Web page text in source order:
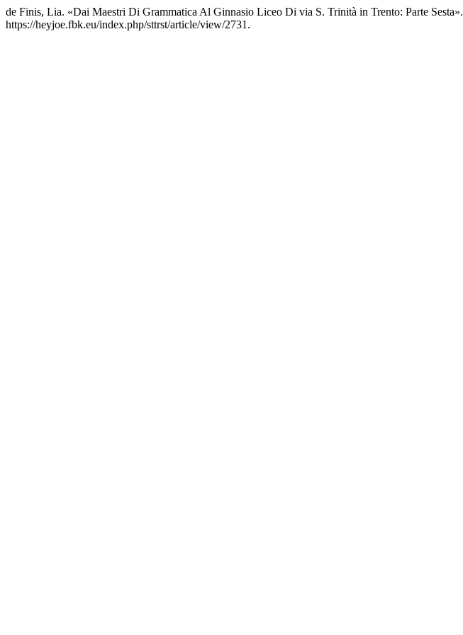
de Finis, Lia. «Dai Maestri Di Grammatica Al Ginnasio Liceo Di via S. Trinità in Trento: Parte Sesta».
https://heyjoe.fbk.eu/index.php/sttrst/article/view/2731.